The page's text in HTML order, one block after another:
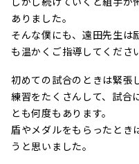
ありました。
そんな僕にも、遠田先生は
も温かくご指導してくださ
初めての試合のときは緊張
練習をたくさんして、試合
とも何度もあります。
盾やメダルをもらったとき
うと思いました。